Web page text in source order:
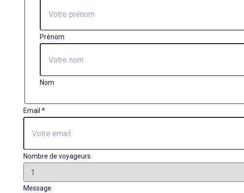
Prénom
Nom
Email *
Nombre de voyageurs
Nom
Message